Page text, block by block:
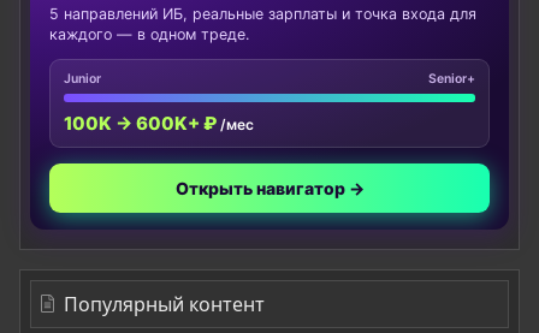
5 направлений ИБ, реальные зарплаты и точка входа для
каждого — в одном треде.
Junior Senior+
100K → 600K+ ₽ /мес
Открыть навигатор →
Популярный контент